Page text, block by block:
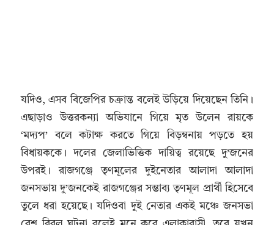
যদিও, এসব বিজেপির চক্রান্ত বলেই উড়িয়ে দিয়েছেন তিনি।
এছাড়াও উত্তরকন্যা অভিযানে গিয়ে মৃত উলেন রায়কে
‘মদ্যপ’ বলে কটাক্ষ করতে গিয়ে বিড়ম্বনায় পড়তে হয়
বিধায়ককে। দলের জেলাভিত্তিক দায়িত্ব রয়েছে দু’জনের
উপরই। রাজগঞ্জে তৃণমূলের দুইনেতার আলাদা আলাদা
জনসভায় দু’জনকেই রাজগঞ্জের সম্ভাব্য তৃণমূল প্রার্থী হিসেবে
তুলে ধরা হয়েছে। যদিওবা দুই নেতার একই মঞ্চে জনসভা